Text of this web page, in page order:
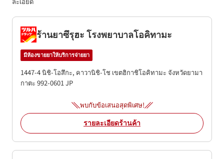
ร้านยาซึรุฮะ โรงพยาบาลโอคิทามะ
มีห้องขายยาให้บริการจ่ายยา
1447-4 นิชิ-โอสึกะ, คาวานิชิ-โช เขตฮิกาชิโอคิทามะ จังหวัดยามา
กาตะ 992-0601 JP
พบกับข้อเสนอสุดพิเศษ!
รายละเอียดร้านค้า